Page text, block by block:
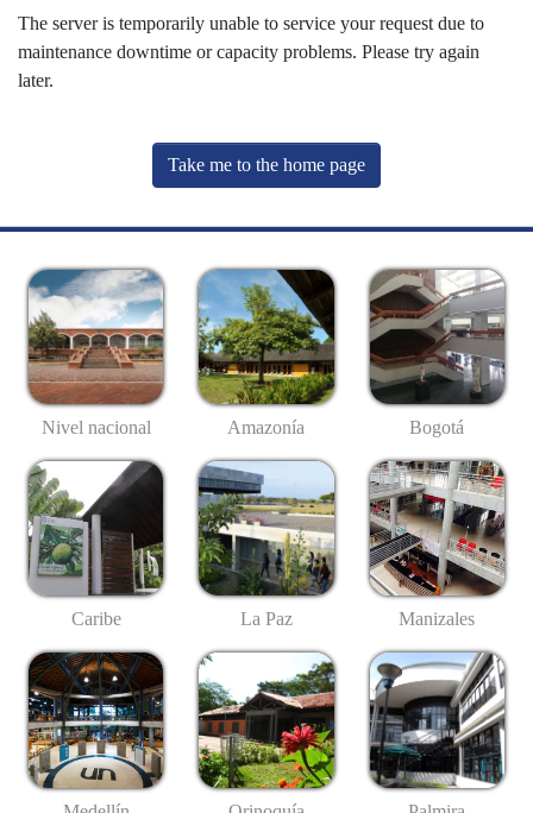
The server is temporarily unable to service your request due to
maintenance downtime or capacity problems. Please try again
later.
Take me to the home page
Nivel nacional Amazonía Bogotá
Caribe La Paz Manizales